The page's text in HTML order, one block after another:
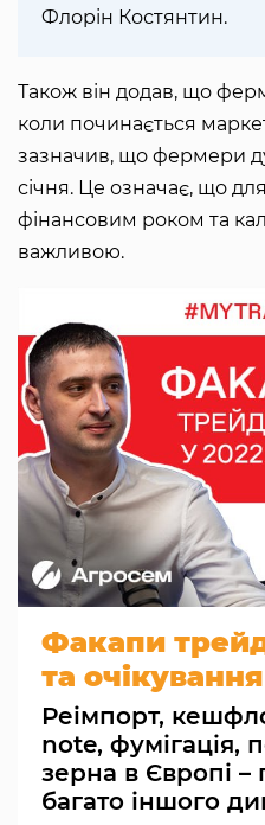
Флорін Костянтин.
Також він додав, що
коли починається
зазначив, що фермери
січня. Це означає, що
фінансовим роком та
важливою.
Факапи
та
Реімпорт,
note, фумігація,
зерна в Європі –
багато іншого